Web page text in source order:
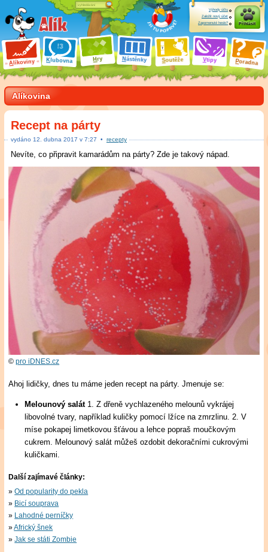
Alíkoviny Klubovna Hry Nástěnky Soutěže Vtipy Poradna
Výhody účtu
Založit nový účet
Zapomenuté heslo?
Přihlásit
Alíkovina
Recept na párty
vydáno 12 dubna 2017 v 7:27 • recepty
Nevíte, co připravit kamarádům na párty? Zde je takový nápad.
©pro iDNES.cz
Ahoj lidičky, dnes tu máme jeden recept na párty. Jmenuje se:
Melounový salát1. Z dřeně vychlazeného melounů vykrájej
libovolné tvary, například kuličky pomocí lžíce na zmrzlinu. 2. V
míse pokapej limetkovou šťávou a lehce popraš moučkovým
cukrem. Melounový salát můžeš ozdobit dekoračními cukrovými
kuličkami.
Další zajímavé články:
Od popularity do pekla
Bicí souprava
Lahodné perníčky
Africký šnek
Jak se státi Zombie